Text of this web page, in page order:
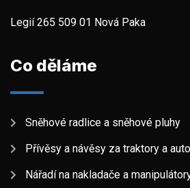
Legií 265 509 01 Nová Paka
Co děláme
Sněhové radlice a sněhové pluhy
Přívěsy a návěsy za traktory a
Nářadí na nakladače a